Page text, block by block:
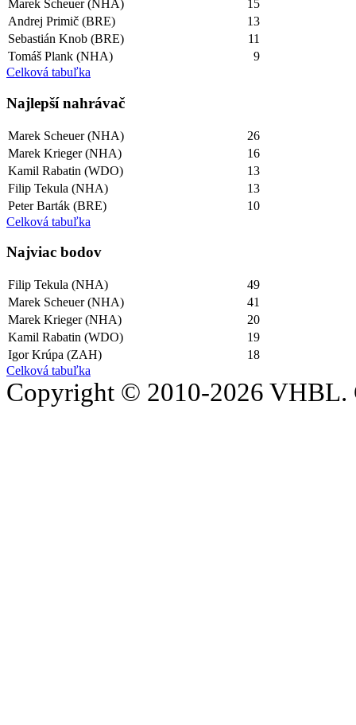
Marek Scheuer (NHA)
15
Andrej Primič (BRE)
13
Sebastián Knob (BRE)
11
Tomáš Plank (NHA)
9
Celková tabuľka
Najlepší­ nahrávač
Marek Scheuer (NHA)
26
Marek Krieger (NHA)
16
Kamil Rabatin (WDO)
13
Filip Tekula (NHA)
13
Peter Barták (BRE)
10
Celková tabuľka
Najviac bodov
Filip Tekula (NHA)
49
Marek Scheuer (NHA)
41
Marek Krieger (NHA)
20
Kamil Rabatin (WDO)
19
Igor Krúpa (ZAH)
18
Celková tabuľka
Copyright © 2010-2026 VHBL.